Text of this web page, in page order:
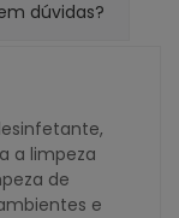
dúvidas?
a limpeza
de
e